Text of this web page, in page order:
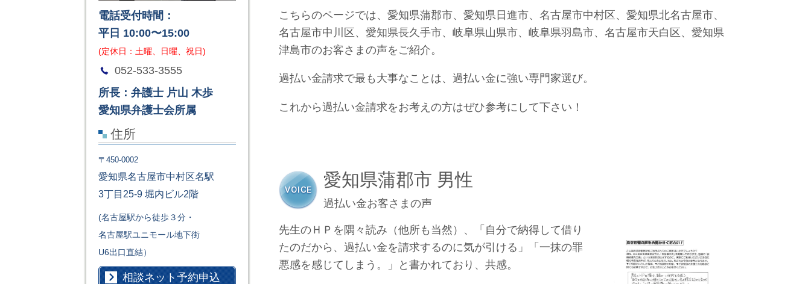
こちらのページでは、愛知県蒲郡市、愛知県日進市、名古屋市中村区、愛知県北名古屋市、
名古屋市中川区、愛知県長久手市、岐阜県山県市、岐阜県羽島市、名古屋市天白区、愛知県
津島市のお客さまの声をご紹介。
過払い金請求で最も大事なことは、過払い金に強い専門家選び。
これから過払い金請求をお考えの方はぜひ参考にして下さい！
愛知県蒲郡市 男性
過払い金お客さまの声
先生のＨＰを隅々読み（他所も当然）、
「自分で納得して借り
たのだから、過払い金を請求するのに気が引ける」「一抹の罪
悪感を感じてしまう。」と書かれており、共感。
電話受付時間：
平日 10:00〜15:00
(定休日：土曜、日曜、祝日)
052-533-3555
所長：弁護士 片山 木歩
愛知県弁護士会所属
住所
〒450-0002
愛知県名古屋市中村区名駅
3丁目25-9 堀内ビル2階
(名古屋駅から徒歩３分・
名古屋駅ユニモール地下街
U6出口直結）
相談ネット予約申込